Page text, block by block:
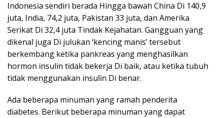
Indonesia sendiri berada Hingga bawah China Di 140,9
juta, India, 74,2 juta, Pakistan 33 juta, dan Amerika
Serikat Di 32,4 juta Tindak Kejahatan. Gangguan yang
dikenal juga Di julukan ‘kencing manis’ tersebut
berkembang ketika pankreas yang menghasilkan
hormon insulin tidak bekerja Di baik, atau ketika tubuh
tidak menggunakan insulin Di benar.
Ada beberapa minuman yang ramah penderita
diabetes. Berikut beberapa minuman yang dapat